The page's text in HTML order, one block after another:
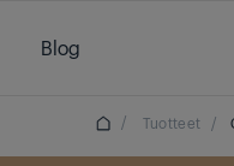
Blog
/ Tuotteet /